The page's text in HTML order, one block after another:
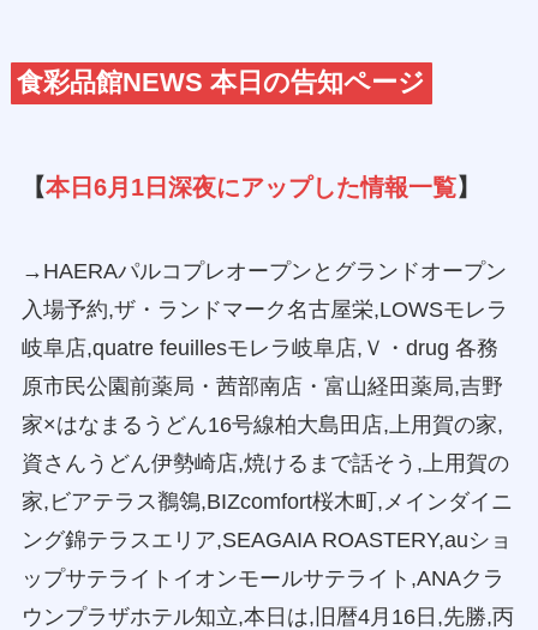
食彩品館NEWS 本日の告知ページ
【本日6月1日深夜にアップした情報一覧】
→HAERAパルコプレオープンとグランドオープン
入場予約,ザ・ランドマーク名古屋栄,LOWSモレラ
岐阜店,quatre feuillesモレラ岐阜店,Ｖ・drug 各務
原市民公園前薬局・茜部南店・富山経田薬局,吉野
家×はなまるうどん16号線柏大島田店,上用賀の家,
資さんうどん伊勢崎店,焼けるまで話そう,上用賀の
家,ビアテラス鶺鴒,BIZcomfort桜木町,メインダイニ
ング錦テラスエリア,SEAGAIA ROASTERY,auショ
ップサテライトイオンモールサテライト,ANAクラ
ウンプラザホテル知立,本日は,旧暦4月16日,先勝,丙